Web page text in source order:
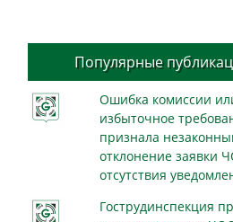
Популярные
Ошибка комиссии
избыточное
признала
отклонение заявки
отсутствия
Гострудинспекция